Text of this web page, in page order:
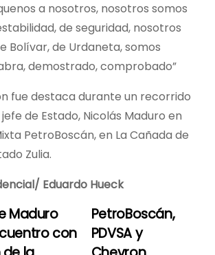
a nosotros, nosotros somos
de seguridad, nosotros
Bolívar, de Urdaneta, somos
demostrado, comprobado”
fue destaca durante un recorrido
de Estado, Nicolás Maduro en
PetroBoscán, en La Cañada de
Zulia.
Eduardo Hueck
PetroBoscán,
PDVSA y
Maduro
con